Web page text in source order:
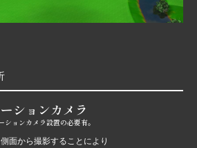
ションカメラ
ョンカメラ設置の必要有。
面から撮影することにより